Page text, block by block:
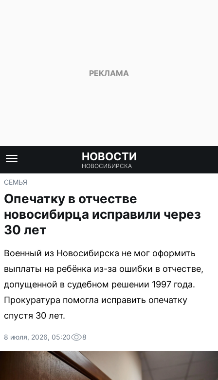
НОВОСТИ
НОВОСИБИРСКА
СЕМЬЯ
Опечатку в отчестве
новосибирца исправили через
30 лет
Военный из Новосибирска не мог оформить
выплаты на ребёнка из-за ошибки в отчестве,
допущенной в судебном решении 1997 года.
Прокуратура помогла исправить опечатку
спустя 30 лет.
8 июля, 2026, 05:20 8